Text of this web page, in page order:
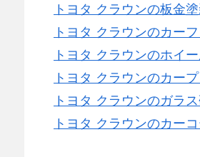
トヨタ クラウンの板金
トヨタ クラウンのカー
トヨタ クラウンのホイ
トヨタ クラウンのカー
トヨタ クラウンのガラ
トヨタ クラウンのカー